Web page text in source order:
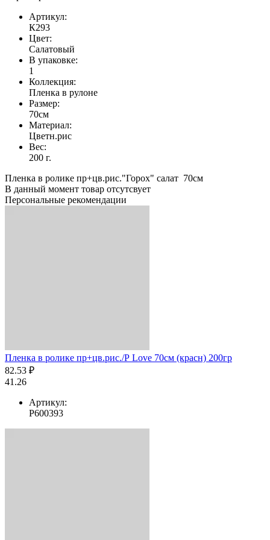
Артикул:
К293
Цвет:
Салатовый
В упаковке:
1
Коллекция:
Пленка в рулоне
Размер:
70см
Материал:
Цветн.рис
Вес:
200 г.
Пленка в ролике пр+цв.рис."Горох" салат 70см
В данный момент товар отсутсвует
Персональные рекомендации
Пленка в ролике пр+цв.рис./Р Love 70см (красн) 200гр
82.53 ₽
41.26
Артикул:
Р600393